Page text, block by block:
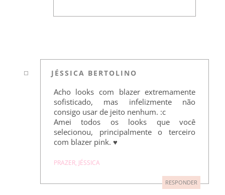
JÉSSICA BERTOLINO
Acho looks com blazer extremamente
sofisticado, mas infelizmente não
consigo usar de jeito nenhum. :c
Amei todos os looks que você
selecionou, principalmente o terceiro
com blazer pink. ♥
PRAZER, JÉSSICA
RESPONDER